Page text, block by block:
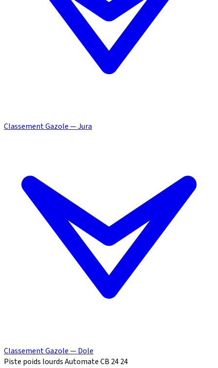
Classement Gazole — Jura
Classement Gazole — Dole
Piste poids lourdsAutomate CB 2424